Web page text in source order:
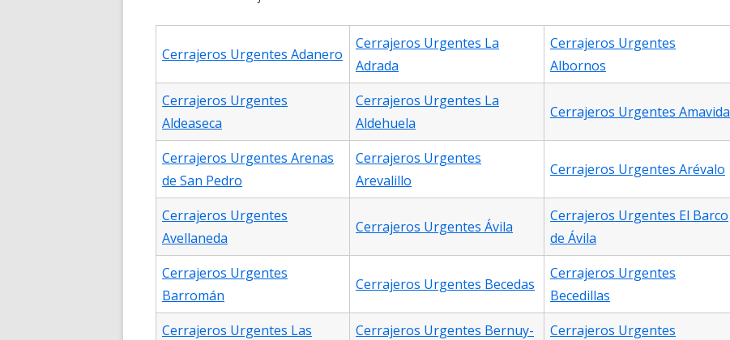
Cerrajeros Urgentes Adanero
Cerrajeros Urgentes La
Adrada
Cerrajeros Urgentes
Albornos
Cerrajeros Urgentes
Aldeaseca
Cerrajeros Urgentes La
Aldehuela
Cerrajeros Urgentes Amavida
Cerrajeros Urgentes Arenas
de San Pedro
Cerrajeros Urgentes
Arevalillo
Cerrajeros Urgentes Arévalo
Cerrajeros Urgentes
Avellaneda
Cerrajeros Urgentes Ávila
Cerrajeros Urgentes El Barco
de Ávila
Cerrajeros Urgentes
Barromán
Cerrajeros Urgentes Becedas
Cerrajeros Urgentes
Becedillas
Cerrajeros Urgentes Las
Cerrajeros Urgentes Bernuy-
Cerrajeros Urgentes